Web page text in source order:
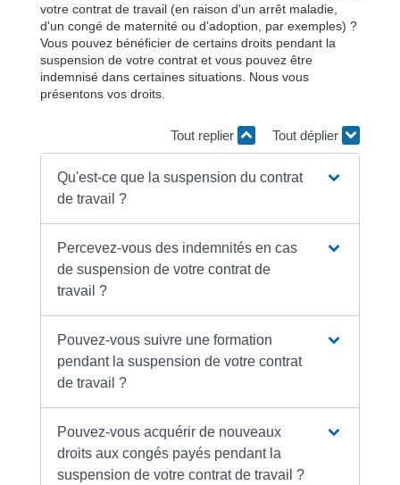
votre contrat de travail (en raison d'un arrêt maladie,
d'un congé de maternité ou d'adoption, par exemples) ?
Vous pouvez bénéficier de certains droits pendant la
suspension de votre contrat et vous pouvez être
indemnisé dans certaines situations. Nous vous
présentons vos droits.
Tout replier Tout déplier
Qu'est-ce que la suspension du contrat
de travail ?
Percevez-vous des indemnités en cas
de suspension de votre contrat de
travail ?
Pouvez-vous suivre une formation
pendant la suspension de votre contrat
de travail ?
Pouvez-vous acquérir de nouveaux
droits aux congés payés pendant la
suspension de votre contrat de travail ?